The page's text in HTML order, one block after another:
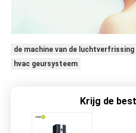
de machine van de luchtverfrissing
hvac geursysteem
Krijg de